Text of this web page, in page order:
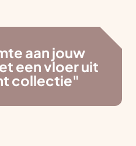
aan jouw
een vloer uit
collectie"